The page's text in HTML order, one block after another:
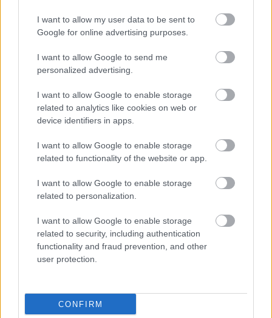
I want to allow my user data to be sent to
Google for online advertising purposes.
I want to allow Google to send me
personalized advertising.
I want to allow Google to enable storage
related to analytics like cookies on web or
device identifiers in apps.
I want to allow Google to enable storage
related to functionality of the website or app.
I want to allow Google to enable storage
related to personalization.
I want to allow Google to enable storage
related to security, including authentication
functionality and fraud prevention, and other
user protection.
CONFIRM